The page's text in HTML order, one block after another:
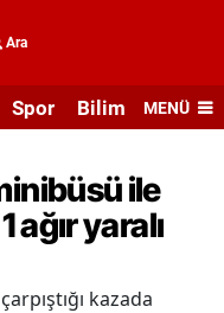
Ara
Spor Bilim veMENÜ
ile
ağır yaralı
kazada